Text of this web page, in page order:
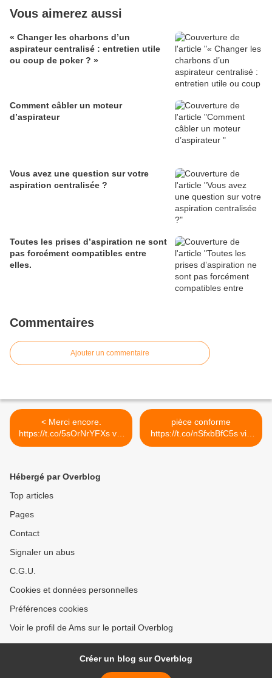
Vous aimerez aussi
« Changer les charbons d’un
aspirateur centralisé : entretien utile
ou coup de poker ? »
Comment câbler un moteur
d’aspirateur
Vous avez une question sur votre
aspiration centralisée ?
Toutes les prises d’aspiration ne sont
pas forcément compatibles entre
elles.
Commentaires
Ajouter un commentaire
< Merci encore.
https://t.co/5sOrNrYFXs via
@yotpo
pièce conforme
https://t.co/nSfxbBfC5s via
@yotpo >
Hébergé par Overblog
Top articles
Pages
Contact
Signaler un abus
C.G.U.
Cookies et données personnelles
Préférences cookies
Voir le profil de Ams sur le portail Overblog
Créer un blog sur Overblog